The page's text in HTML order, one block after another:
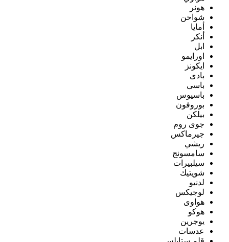
هونر
شواحن
أمايا
أنكر
ابل
اورايمو
ايكونز
بادى
باسى
باسيوس
بوروفون
بيلكن
جوى روم
جيرماكس
ريشي
سامسونج
سيلبيرات
شويتيك
لدنيو
لوجيكس
هواوى
هوكو
يوجرين
عدسات